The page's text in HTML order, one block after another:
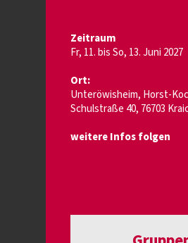
Zeitraum
Fr, 11. bis So, 13. Juni 2027
Ort:
Unteröwisheim, Horst-
Schulstraße 40, 76703
weitere Infos folgen